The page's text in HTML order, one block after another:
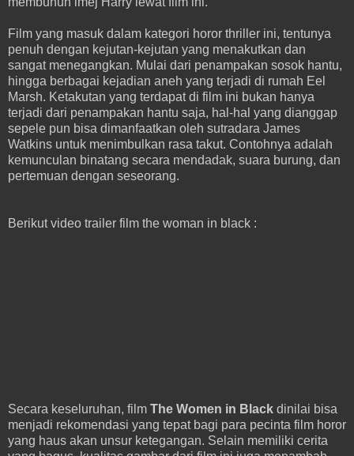
Film yang masuk dalam kategori horor thriller ini, tentunya
penuh dengan kejutan-kejutan yang menakutkan dan
sangat menegangkan. Mulai dari penampakan sosok hantu,
hingga berbagai kejadian aneh yang terjadi di rumah Eel
Marsh. Ketakutan yang terdapat di film ini bukan hanya
terjadi dari penampakan hantu saja, hal-hal yang dianggap
sepele pun bisa dimanfaatkan oleh sutradara James
Watkins untuk menimbulkan rasa takut. Contohnya adalah
kemunculan binatang secara mendadak, suara burung, dan
pertemuan dengan seseorang.
Berikut video trailer film the woman in black :
Secara keseluruhan, film The Women in Black dinilai bisa
menjadi rekomendasi yang tepat bagi para pecinta film horor
yang haus akan unsur ketegangan. Selain memiliki cerita